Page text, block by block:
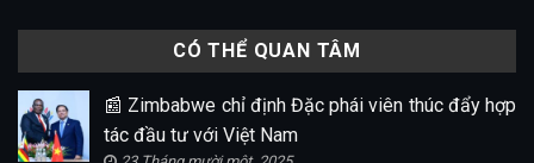
CÓ THỂ QUAN TÂM
📰 Zimbabwe chỉ định Đặc phái viên thúc đẩy hợp
tác đầu tư với Việt Nam